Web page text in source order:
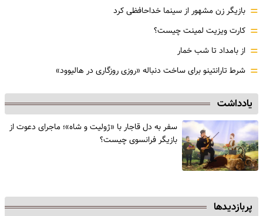
= بازیگر زن مشهور از سینما خداحافظی کرد
= کارت ویزیت لمینت چیست؟
= از بامداد تا شب خمار
= شرط تارانتینو برای ساخت دنباله «روزی روزگاری در هالیوود»
یادداشت
سفر به دل قاجار با «ژولیت و شاه»؛ ماجرای دعوت از
‌بازیگر فرانسوی چیست؟
پربازدیدها